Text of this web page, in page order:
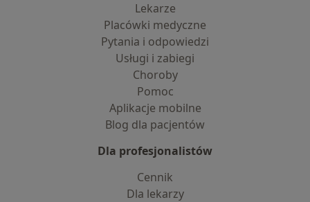
Lekarze
Placówki medyczne
Pytania i odpowiedzi
Usługi i zabiegi
Choroby
Pomoc
Aplikacje mobilne
Blog dla pacjentów
Dla profesjonalistów
Cennik
Dla lekarzy